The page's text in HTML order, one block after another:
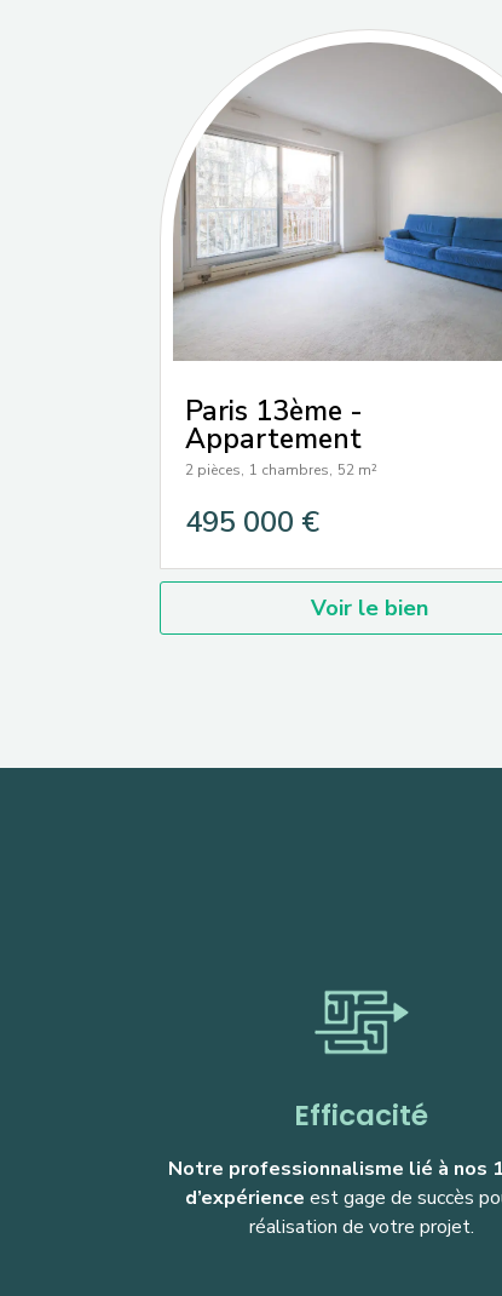
Paris 13ème -
Appartement
2 pièces, 1 chambres, 52 m²
495 000 €
Voir le bien
Efficacité
Notre professionnalisme lié à nos
d’expérience est gage de succès
réalisation de votre projet.